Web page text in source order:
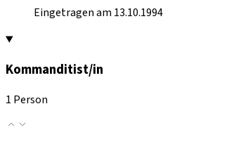
Eingetragen am 13.10.1994
Kommanditist/in
1 Person